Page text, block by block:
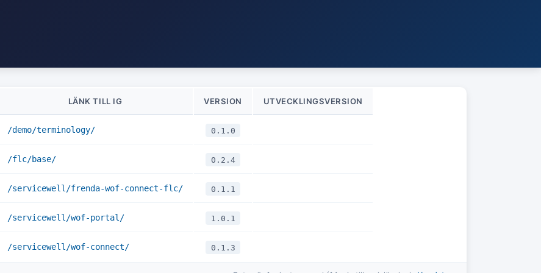
LÄNK TILL IG VERSION UTVECKLINGSVERSION
/demo/terminology/ 0.1.0
/flc/base/ 0.2.4
/servicewell/frenda-wof-connect-flc/ 0.1.1
/servicewell/wof-portal/ 1.0.1
/servicewell/wof-connect/ 0.1.3